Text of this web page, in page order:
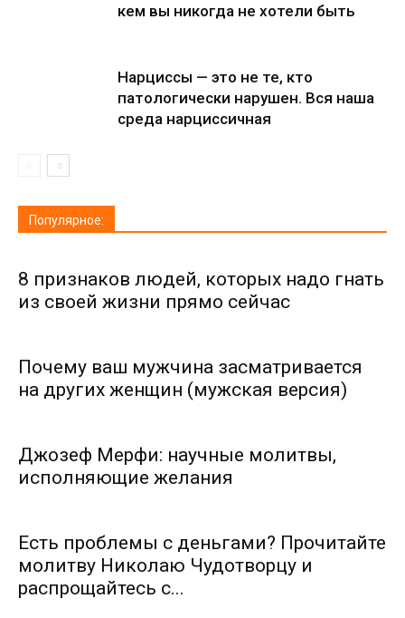
кем вы никогда не хотели быть
Нарциссы — это не те, кто
патологически нарушен. Вся наша
среда нарциссичная
Популярное:
8 признаков людей, которых надо гнать
из своей жизни прямо сейчас
Почему ваш мужчина засматривается
на других женщин (мужская версия)
Джозеф Мерфи: научные молитвы,
исполняющие желания
Есть проблемы с деньгами? Прочитайте
молитву Николаю Чудотворцу и
распрощайтесь с...